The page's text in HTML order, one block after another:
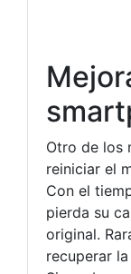
Otro de los
reiniciar el
Con el
pierda su
original.
recuperar